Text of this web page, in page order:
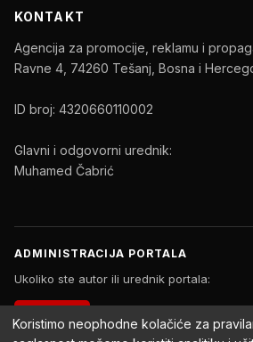
KONTAKT
Agencija za promocije, reklamu i
Ravne 4, 74260 Tešanj, Bosna i
ID broj: 4320660110002
Glavni i odgovorni urednik:
Muhamed Čabrić
ADMINISTRACIJA PORTALA
Ukoliko ste autor ili urednik portala:
Koristimo neophodne kolačiće za